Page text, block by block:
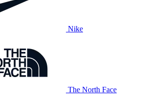
Nike
The North Face